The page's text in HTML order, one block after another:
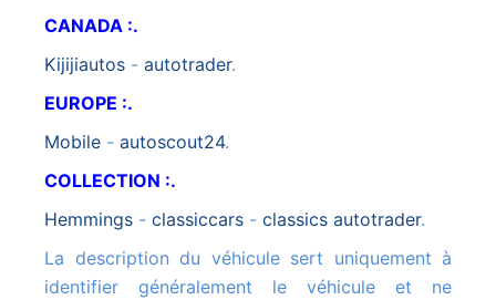
CANADA :.
kijijiautos - autotrader.
EUROPE :.
mobile - autoscout24.
COLLECTION :.
hemmings - classiccars - classics autotrader.
La description du véhicule sert uniquement à
identifier généralement le véhicule et ne